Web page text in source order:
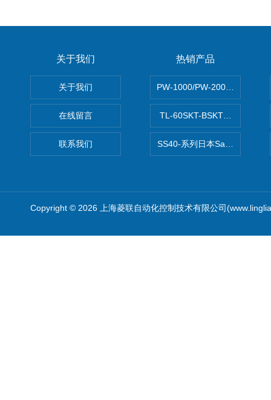
关于我们
关于我们
在线留言
联系我们
热销产品
PW-1000/PW-
TL-60SKT-BSKTC张力控制器
SS40-系列日本Sawamura泽
Copyright © 2026 上海菱联自动化控制技术有限公司